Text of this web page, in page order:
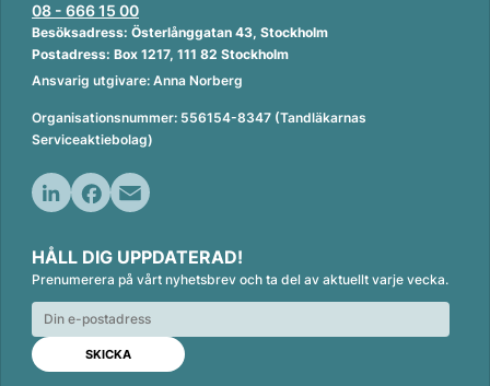
08 - 666 15 00
Besöksadress: Österlånggatan 43, Stockholm
Postadress: Box 1217, 111 82 Stockholm
Ansvarig utgivare: Anna Norberg
Organisationsnummer: 556154-8347 (Tandläkarnas
Serviceaktiebolag)
n
k
e
d
n
c
e
b
o
o
k
a
i
l
HÅLL DIG UPPDATERAD!
Prenumerera på vårt nyhetsbrev och ta del av aktuellt varje vecka.